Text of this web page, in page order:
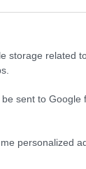
storage related
sent to Google
personalized